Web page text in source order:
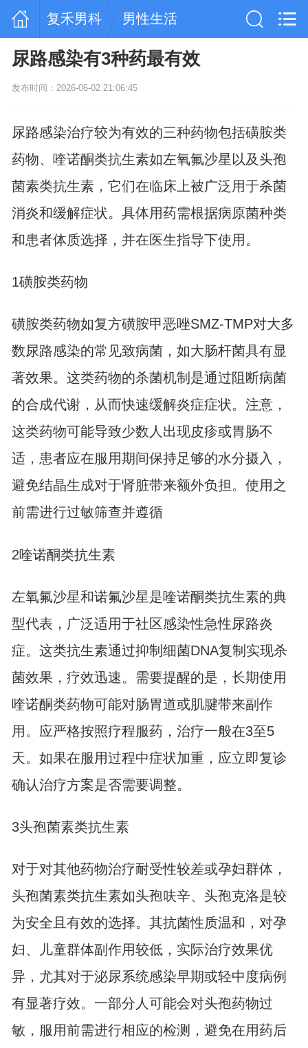
复禾男科 男性生活
尿路感染有3种药最有效
发布时间：2026-06-02 21:06:45
尿路感染治疗较为有效的三种药物包括磺胺类
药物、喹诺酮类抗生素如左氧氟沙星以及头孢
菌素类抗生素，它们在临床上被广泛用于杀菌
消炎和缓解症状。具体用药需根据病原菌种类
和患者体质选择，并在医生指导下使用。
1磺胺类药物
磺胺类药物如复方磺胺甲恶唑SMZ-TMP对大多
数尿路感染的常见致病菌，如大肠杆菌具有显
著效果。这类药物的杀菌机制是通过阻断病菌
的合成代谢，从而快速缓解炎症症状。注意，
这类药物可能导致少数人出现皮疹或胃肠不
适，患者应在服用期间保持足够的水分摄入，
避免结晶生成对于肾脏带来额外负担。使用之
前需进行过敏筛查并遵循
2喹诺酮类抗生素
左氧氟沙星和诺氟沙星是喹诺酮类抗生素的典
型代表，广泛适用于社区感染性急性尿路炎
症。这类抗生素通过抑制细菌DNA复制实现杀
菌效果，疗效迅速。需要提醒的是，长期使用
喹诺酮类药物可能对肠胃道或肌腱带来副作
用。应严格按照疗程服药，治疗一般在3至5
天。如果在服用过程中症状加重，应立即复诊
确认治疗方案是否需要调整。
3头孢菌素类抗生素
对于对其他药物治疗耐受性较差或孕妇群体，
头孢菌素类抗生素如头孢呋辛、头孢克洛是较
为安全且有效的选择。其抗菌性质温和，对孕
妇、儿童群体副作用较低，实际治疗效果优
异，尤其对于泌尿系统感染早期或轻中度病例
有显著疗效。一部分人可能会对头孢药物过
敏，服用前需进行相应的检测，避免在用药后